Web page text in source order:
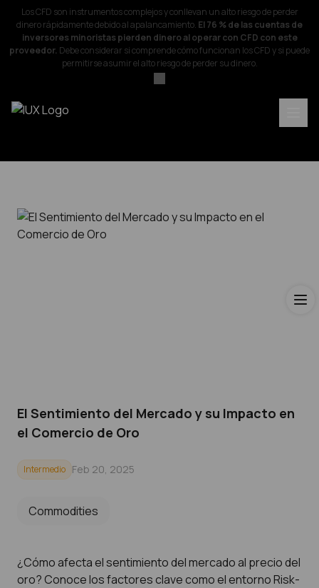
Los CFD son instrumentos complejos y conllevan un alto riesgo de perder
dinero rápidamente debido al apalancamiento. El 76 % de las cuentas de
inversores minoristas pierden dinero al operar con CFD con este
proveedor. Debe considerar si comprende cómo funcionan los CFD y si puede
permitirse asumir el alto riesgo de perder su dinero.
El Sentimiento del Mercado y su Impacto en
el Comercio de Oro
Intermedio Feb 20, 2025
Commodities
¿Cómo afecta el sentimiento del mercado al precio del
oro? Conoce los factores clave como el entorno Risk-